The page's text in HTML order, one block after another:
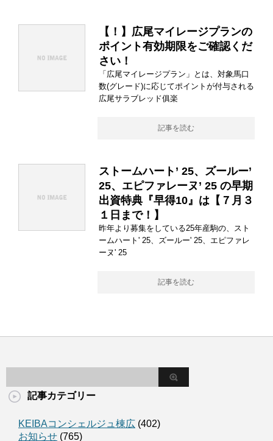
【！】広尾マイレージプランの
ポイント有効期限をご確認くだ
さい！
「広尾マイレージプラン」とは、対象馬口
数(グレード)に応じてポイントが付与される
広尾サラブレッド俱楽
記事を読む
ストームハート’ 25、ズールー’
25、エピファレーヌ’ 25 の早期
出資特典『早得10』は【７月３
１日まで！】
昨年より募集をしている25年産駒の、スト
ームハート' 25、ズールー' 25、エピファレ
ーヌ' 25
記事を読む
記事カテゴリー
KEIBAコンシェルジュ棟広 (402)
お知らせ (765)